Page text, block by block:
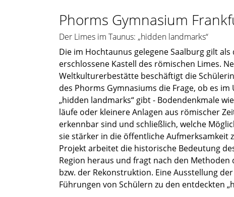
Phorms Gymnasium
Der Limes im Taunus: „hidden landmarks“
Die im Hochtau­nus gelegene Saalburg gilt als
erschlos­sene Kastell des römischen Limes.
Weltkul­tur­er­be­stätte beschäf­tigt die
des Phorms Gymna­si­ums die Frage, ob es
„hidden landmarks“ gibt - Boden­denk­male
läufe oder kleinere Anlagen aus römischer
erkenn­bar sind und schließ­lich, welche
sie stärker in die öffent­li­che Aufmerk­sam­keit
Projekt arbei­tet die histo­ri­sche Bedeu­tung
Region heraus und fragt nach den Metho­den
bzw. der Rekon­struk­tion. Eine Ausstel­lung
Führun­gen von Schülern zu den entdeck­ten